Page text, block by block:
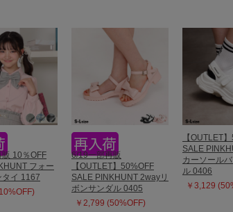
10％OFF
フォー
タイ 1167
6/19一部再販
【OUTLET】50%OFF
SALE PINKHUNT 2wayリ
ボンサンダル 0405
￥2,799 (50%OFF)
【OUTLET
SALE
カーソール
ル 0406
￥3,129